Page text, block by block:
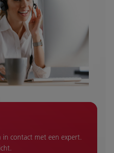
contact met een expert.